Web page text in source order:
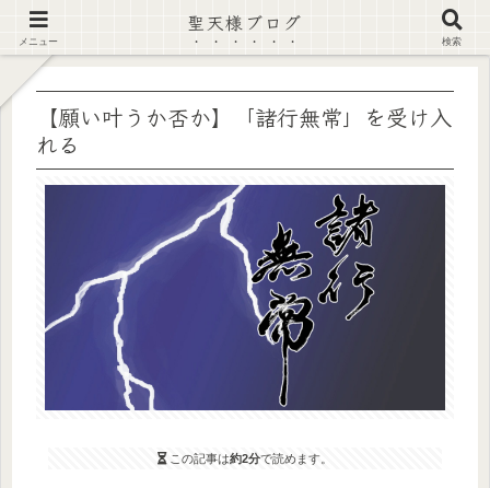
【注意喚起】偽サイト及び偽情報に注意 ▶確認する◀
【願い叶うか否か】「諸行無常」を受け入
れる
この記事は約2分で読めます。
メニュー
聖天様ブログ
検索